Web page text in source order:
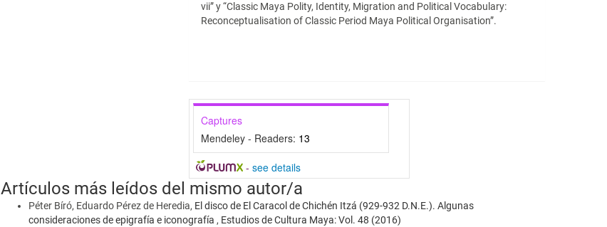
vii” y “Classic Maya Polity, Identity, Migration and Political Vocabulary:
Reconceptualisation of Classic Period Maya Political Organisation”.
Captures
Mendeley - Readers: 13
- see details
Artículos más leídos del mismo autor/a
Péter Bíró, Eduardo Pérez de Heredia, El disco de El Caracol de Chichén Itzá (929-932 D.N.E.). Algunas
consideraciones de epigrafía e iconografía , Estudios de Cultura Maya: Vol. 48 (2016)